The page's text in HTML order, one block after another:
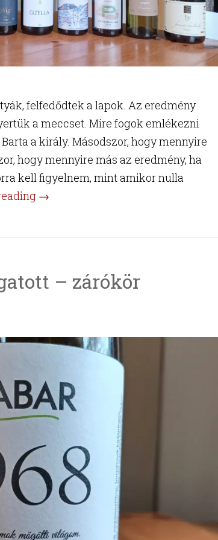
felfedődtek a lapok. Az eredmény
a meccset. Mire fogok emlékezni
a király. Másodszor, hogy mennyire
hogy mennyire más az eredmény, ha
kell figyelnem, mint amikor nulla
“Magyar-
→
– zárókör